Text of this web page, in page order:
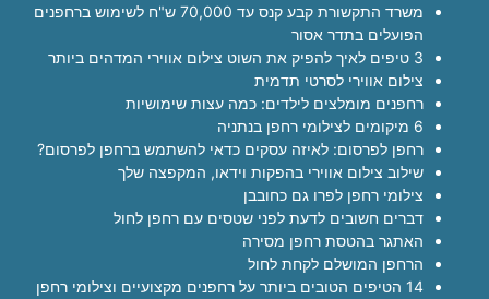
משרד התקשורת קבע קנס עד 70,000 ש"ח לשימוש ברחפנים
הפועלים בתדר אסור
3 טיפים לאיך להפיק את השוט צילום אווירי המדהים ביותר
צילום אווירי לסרטי תדמית
רחפנים מומלצים לילדים: כמה עצות שימושיות
6 מיקומים לצילומי רחפן בנתניה
רחפן לפרסום: לאיזה עסקים כדאי להשתמש ברחפן לפרסום?
שילוב צילום אווירי בהפקות וידאו, המקפצה שלך
צילומי רחפן לפרו גם כחובבן
דברים חשובים לדעת לפני שטסים עם רחפן לחול
האתגר בהטסת רחפן מסירה
הרחפן המושלם לקחת לחול
14 הטיפים הטובים ביותר על רחפנים מקצועיים וצילומי רחפן